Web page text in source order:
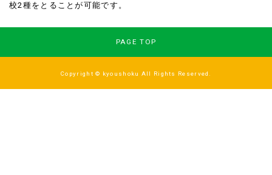
校2種をとることが可能です。
PAGE TOP
Copyright © kyoushoku All Rights Reserved.